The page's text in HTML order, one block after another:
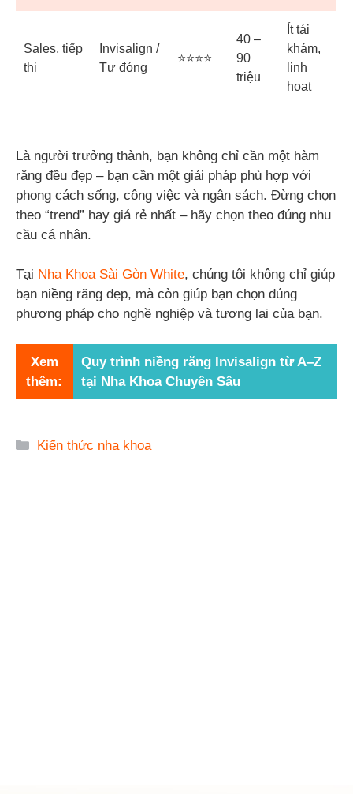
Sales, tiếp
thị
Invisalign /
Tự đóng
⭐⭐⭐⭐
40 –
90
triệu
Ít tái
khám,
linh
hoạt
Là người trưởng thành, bạn không chỉ cần một hàm
răng đều đẹp – bạn cần một giải pháp phù hợp với
phong cách sống, công việc và ngân sách. Đừng chọn
theo “trend” hay giá rẻ nhất – hãy chọn theo đúng nhu
cầu cá nhân.
Tại Nha Khoa Sài Gòn White, chúng tôi không chỉ giúp
bạn niềng răng đẹp, mà còn giúp bạn chọn đúng
phương pháp cho nghề nghiệp và tương lai của bạn.
Xem
thêm:
Quy trình niềng răng Invisalign từ A–Z
tại Nha Khoa Chuyên Sâu
Danh
Kiến thức nha khoa